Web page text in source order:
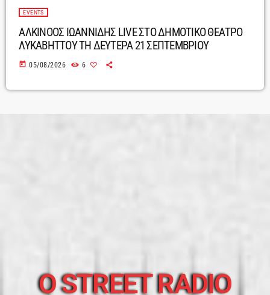
EVENTS
ΑΛΚΙΝΟΟΣ ΙΩΑΝΝΙΔΗΣ LIVE ΣΤΟ ΔΗΜΟΤΙΚΟ ΘΕΑΤΡΟ
ΛΥΚΑΒΗΤΤΟΥ ΤΗ ΔΕΥΤΕΡΑ 21 ΣΕΠΤΕΜΒΡΙΟΥ
today 05/08/2026 6
O STREET RADIO